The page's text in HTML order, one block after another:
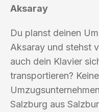
Aksaray
Du planst deinen
Aksaray und stehst
auch dein Klavier
transportieren?
Salzburg aus